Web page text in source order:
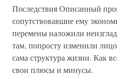
Последствия Описанный
сопутствовавшие ему
перемены наложили
там, попросту изменили
сама структура жизни. Как
свои плюсы и минусы.